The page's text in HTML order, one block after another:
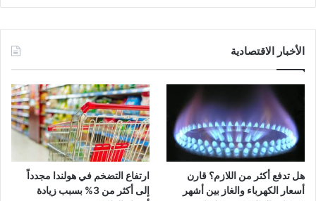
الأخبار الاقتصادية
هل تدفع أكثر من اللازم؟ قارن
أسعار الكهرباء والغاز بين أشهر
ارتفاع التضخم في هولندا مجدداً
إلى أكثر من 3% بسبب زيادة